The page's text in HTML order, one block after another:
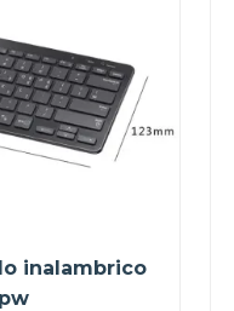
inalambrico